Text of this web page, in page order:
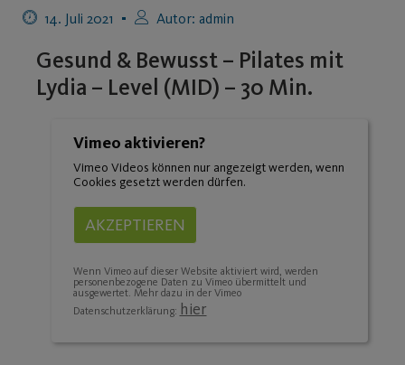
14. Juli 2021 Autor: admin
Gesund & Bewusst – Pilates mit
Lydia – Level (MID) – 30 Min.
Vimeo aktivieren?
Vimeo Videos können nur angezeigt werden, wenn
Cookies gesetzt werden dürfen.
AKZEPTIEREN
Wenn Vimeo auf dieser Website aktiviert wird, werden
personenbezogene Daten zu Vimeo übermittelt und
ausgewertet. Mehr dazu in der Vimeo
Datenschutzerklärung: hier